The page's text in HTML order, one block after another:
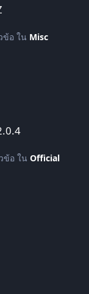
ข้อ ใน Misc
ข้อ ใน Official